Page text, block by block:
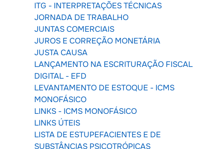
ITG - INTERPRETAÇÕES TÉCNICAS
JORNADA DE TRABALHO
JUNTAS COMERCIAIS
JUROS E CORREÇÃO MONETÁRIA
JUSTA CAUSA
LANÇAMENTO NA ESCRITURAÇÃO FISCAL
DIGITAL - EFD
LEVANTAMENTO DE ESTOQUE - ICMS
MONOFÁSICO
LINKS - ICMS MONOFÁSICO
LINKS ÚTEIS
LISTA DE ESTUPEFACIENTES E DE
SUBSTÂNCIAS PSICOTRÓPICAS